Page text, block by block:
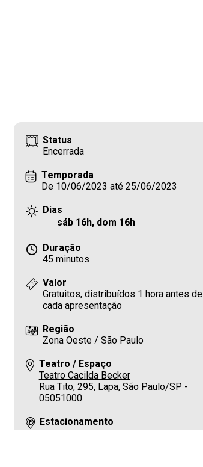
Status
Encerrada
Temporada
De 10/06/2023 até 25/06/2023
Dias
sáb 16h, dom 16h
Duração
45 minutos
Valor
Gratuitos, distribuídos 1 hora antes de
cada apresentação
Região
Zona Oeste / São Paulo
Teatro / Espaço
Teatro Cacilda Becker
Rua Tito, 295, Lapa, São Paulo/SP -
05051000
Estacionamento